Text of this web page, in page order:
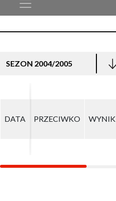
SEZON 2004/2005
DATA PRZECIWKO WYNIK
DATA PRZECIWKO WYNIK